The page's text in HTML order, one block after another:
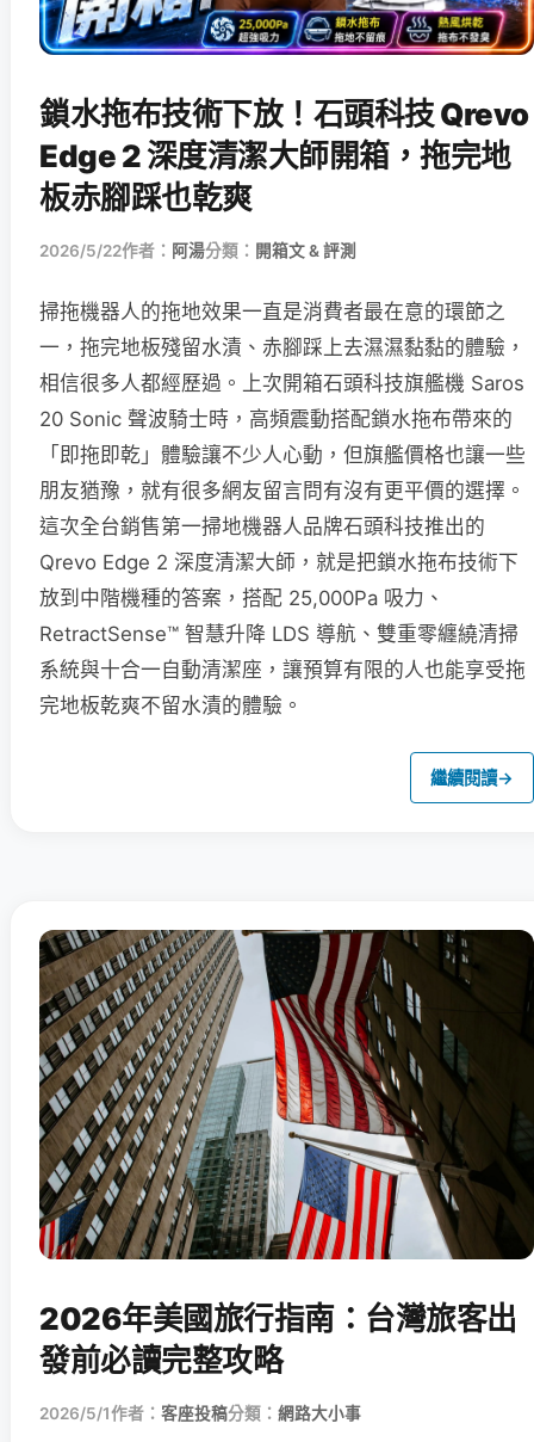
鎖水拖布技術下放！石頭科技 Qrevo
Edge 2 深度清潔大師開箱，拖完地
板赤腳踩也乾爽
2026/5/22作者： 阿湯分類： 開箱文 & 評測
掃拖機器人的拖地效果一直是消費者最在意的環節之
一，拖完地板殘留水漬、赤腳踩上去濕濕黏黏的體驗，
相信很多人都經歷過。上次開箱石頭科技旗艦機 Saros
20 Sonic 聲波騎士時，高頻震動搭配鎖水拖布帶來的
「即拖即乾」體驗讓不少人心動，但旗艦價格也讓一些
朋友猶豫，就有很多網友留言問有沒有更平價的選擇。
這次全台銷售第一掃地機器人品牌石頭科技推出的
Qrevo Edge 2 深度清潔大師，就是把鎖水拖布技術下
放到中階機種的答案，搭配 25,000Pa 吸力、
RetractSense™ 智慧升降 LDS 導航、雙重零纏繞清掃
系統與十合一自動清潔座，讓預算有限的人也能享受拖
完地板乾爽不留水漬的體驗。
繼續閱讀→
2026年美國旅行指南：台灣旅客出
發前必讀完整攻略
2026/5/1作者： 客座投稿分類： 網路大小事